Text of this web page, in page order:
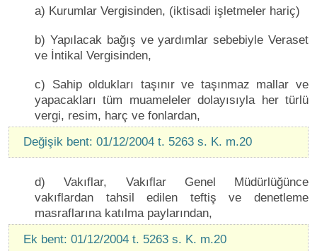
a) Kurumlar Vergisinden, (iktisadi işletmeler hariç)
b) Yapılacak bağış ve yardımlar sebebiyle Veraset
ve İntikal Vergisinden,
c) Sahip oldukları taşınır ve taşınmaz mallar ve
yapacakları tüm muameleler dolayısıyla her türlü
vergi, resim, harç ve fonlardan,
Değişik bent: 01/12/2004 t. 5263 s. K. m.20
d) Vakıflar, Vakıflar Genel Müdürlüğünce
vakıflardan tahsil edilen teftiş ve denetleme
masraflarına katılma paylarından,
Ek bent: 01/12/2004 t. 5263 s. K. m.20